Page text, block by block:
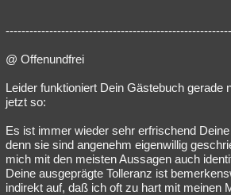
@ Offenundfrei
Leider funktioniert Dein Gästebuch gerade
jetzt so:
Es ist immer wieder sehr erfrischend
denn sie sind angenehm eigenwillig
mich mit den meisten Aussagen auch
Deine ausgeprägte Tolleranz ist
indirekt auf, daß ich oft zu hart mit meinen